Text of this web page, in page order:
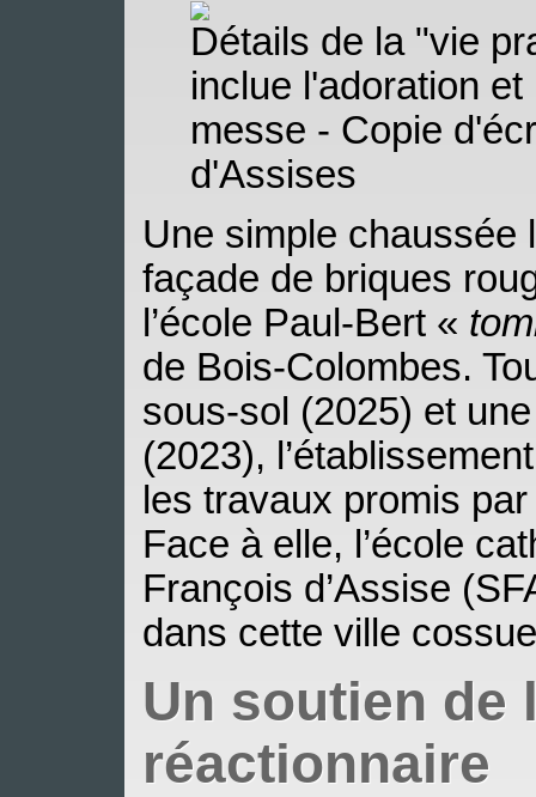
Détails de la "vie
inclue l'adoration
messe - Copie
d'Assises
Une simple chaussée
façade de briques
l’école Paul-Bert «
de Bois-Colombes.
sous-sol (2025) et
(2023),
les travaux promis
Face à elle, l’école
François d’Assise
dans cette ville
Un soutien de
réactionnaire